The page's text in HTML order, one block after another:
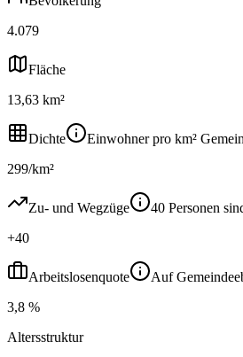
4.079
Fläche
13,63 km²
Dichte
Einwohner pro km²
299/km²
Zu- und Wegzüge
40 Personen
+40
Arbeitslosenquote
Auf
3,8 %
Altersstruktur